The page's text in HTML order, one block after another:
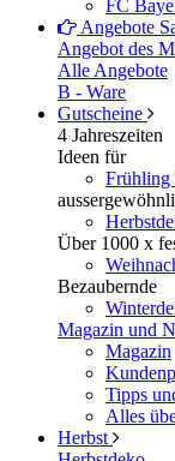
FC
Angebote
Angebot des
Alle Angebote
B - Ware
Gutscheine
4 Jahreszeiten
Ideen für
Frühling
Über 1000 x
Bezaubernde
Magazin und
Magazin
Tipps
Alles
Herbst